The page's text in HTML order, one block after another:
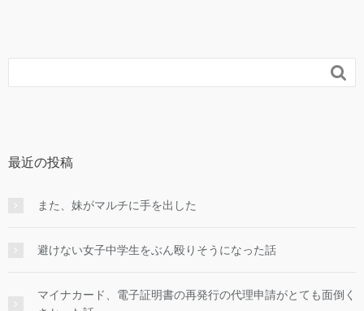

最近の投稿
また、妹がマルチに手を出した
避けない女子中学生をぶん殴りそうになった話
マイナカード、電子証明書の再発行の代理申請がとても面倒く